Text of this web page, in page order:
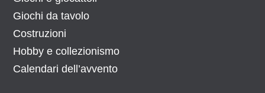
Giochi da tavolo
Costruzioni
Hobby e collezionismo
Calendari dell’avvento